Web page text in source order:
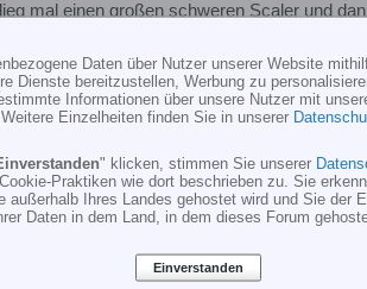
mal einen großen schweren Scaler und
die Wiese übertragen
19:36.Grund:Nachtrag:
Daten über Nutzer unserer Website
Dienste bereitzustellen, Werbung zu
Informationen über unsere Nutzer mit
Einzelheiten finden Sie in unserer
" klicken, stimmen Sie unserer
Praktiken wie dort beschrieben zu. Sie
außerhalb Ihres Landes gehostet wird und Sie der
Daten in dem Land, in dem dieses Forum
Einverstanden